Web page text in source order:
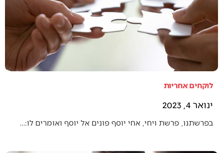
לוקחים אחריות
ינואר 4, 2023
בפרשתנו, פרשת ויחי, אחי יוסף פונים אל יוסף ואומרים לו:…